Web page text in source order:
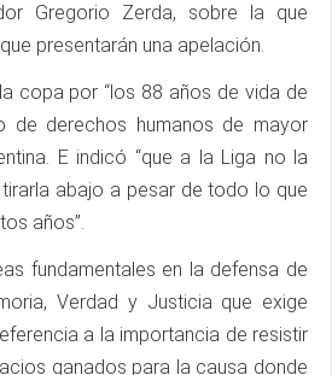
Gregorio Zerda, sobre la que
presentarán una apelación.
copa por “los 88 años de vida de
de derechos humanos de mayor
E indicó “que a la Liga no la
abajo a pesar de todo lo que
años”.
fundamentales en la defensa de
Verdad y Justicia que exige
a la importancia de resistir
ganados para la causa donde